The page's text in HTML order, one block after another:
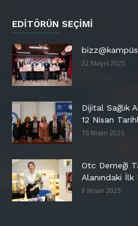
EDITÖRÜN SEÇIMI
22 Mayıs 2025
Dijital Sağlık
12 Nisan
15 Nisan 2025
Otc Derneği
Alanındaki
8 Nisan 2025